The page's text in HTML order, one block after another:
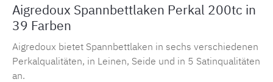
Aigredoux Spannbettlaken Perkal 200tc in
39 Farben
Aigredoux bietet Spannbettlaken in sechs verschiedenen
Perkalqualitäten, in Leinen, Seide und in 5 Satinqualitäten
an.